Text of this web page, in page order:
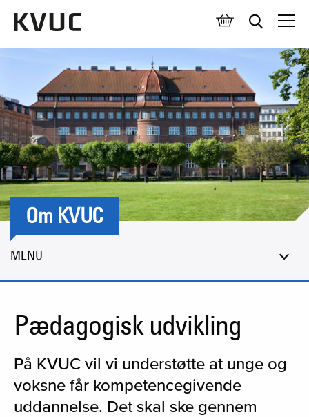
Om KVUC
MENU
Pædagogisk udvikling
På KVUC vil vi understøtte at unge og
voksne får kompetencegivende
uddannelse. Det skal ske gennem